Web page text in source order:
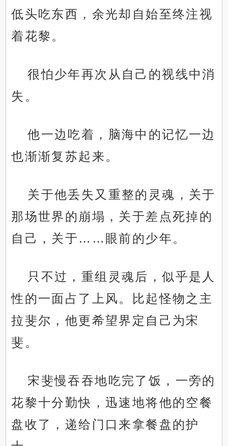
低头吃东西，余光却自始至终注视
着花黎。
很怕少年再次从自己的视线中消
失。
他一边吃着，脑海中的记忆一边
也渐渐复苏起来。
关于他丢失又重整的灵魂，关于
那场世界的崩塌，关于差点死掉的
自己，关于……眼前的少年。
只不过，重组灵魂后，似乎是人
性的一面占了上风。比起怪物之主
拉斐尔，他更希望界定自己为宋
斐。
宋斐慢吞吞地吃完了饭，一旁的
花黎十分勤快，迅速地将他的空餐
盘收了，递给门口来拿餐盘的护